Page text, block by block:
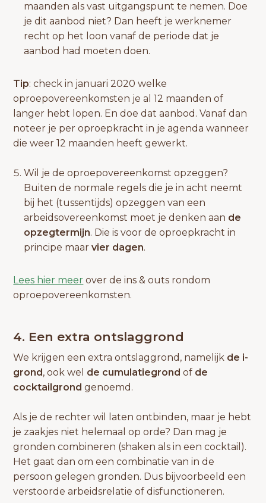
maanden als vast uitgangspunt te nemen. Doe
je dit aanbod niet? Dan heeft je werknemer
recht op het loon vanaf de periode dat je
aanbod had moeten doen.
Tip: check in januari 2020 welke
oproepovereenkomsten je al 12 maanden of
langer hebt lopen. En doe dat aanbod. Vanaf dan
noteer je per oproepkracht in je agenda wanneer
die weer 12 maanden heeft gewerkt.
Wil je de oproepovereenkomst opzeggen?
Buiten de normale regels die je in acht neemt
bij het (tussentijds) opzeggen van een
arbeidsovereenkomst moet je denken aan de
opzegtermijn. Die is voor de oproepkracht in
principe maarvier dagen.
Lees hier meer over de ins & outs rondom
oproepovereenkomsten.
4. Een extra ontslaggrond
We krijgen een extra ontslaggrond, namelijk de i-
grond, ook wel de cumulatiegrond of de
cocktailgrond genoemd.
Als je de rechter wil laten ontbinden, maar je hebt
je zaakjes niet helemaal op orde? Dan mag je
gronden combineren (shaken als in een cocktail).
Het gaat dan om een combinatie van in de
persoon gelegen gronden. Dus bijvoorbeeld een
verstoorde arbeidsrelatie of disfunctioneren.